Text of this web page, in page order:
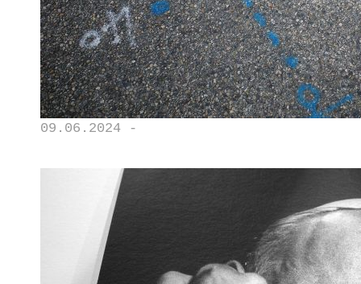
09.06.2024 -